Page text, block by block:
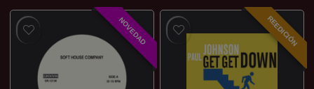
NOVEDAD REEDICIÓN